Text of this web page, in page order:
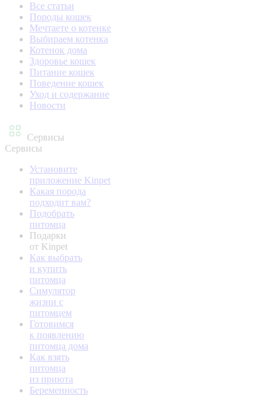
Все статьи
Породы кошек
Мечтаете о котенке
Выбираем котенка
Котенок дома
Здоровье кошек
Питание кошек
Поведение кошек
Уход и содержание
Новости
Сервисы
Сервисы
Установите
приложение Kinpet
Какая порода
подходит вам?
Подобрать
питомца
Подарки
от Kinpet
Как выбрать
и купить
питомца
Симулятор
жизни с
питомцем
Готовимся
к появлению
питомца дома
Как взять
питомца
из приюта
Беременность